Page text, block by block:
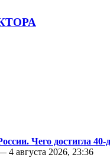
Чего достигла 40-
4 августа 2026, 23:36